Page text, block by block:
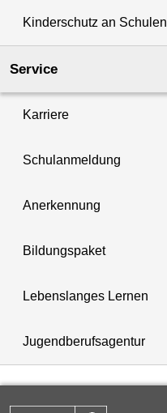
Kinderschutz an Schulen
Service
Karriere
Schulanmeldung
Anerkennung
Bildungspaket
Lebenslanges Lernen
Jugendberufsagentur